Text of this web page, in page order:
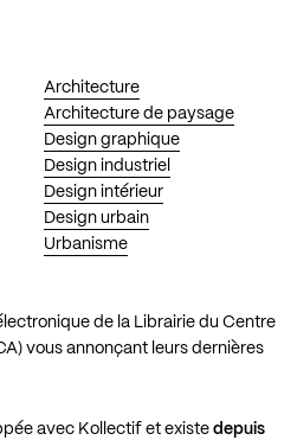
Architecture
Architecture de paysage
Design graphique
Design industriel
Design intérieur
Design urbain
Urbanisme
de la Librairie du Centre
vous annonçant leurs dernières
avec Kollectif et existe depuis